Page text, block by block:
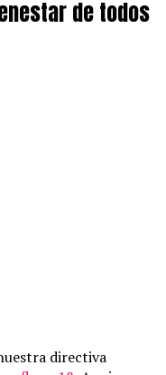
de todos
directiva